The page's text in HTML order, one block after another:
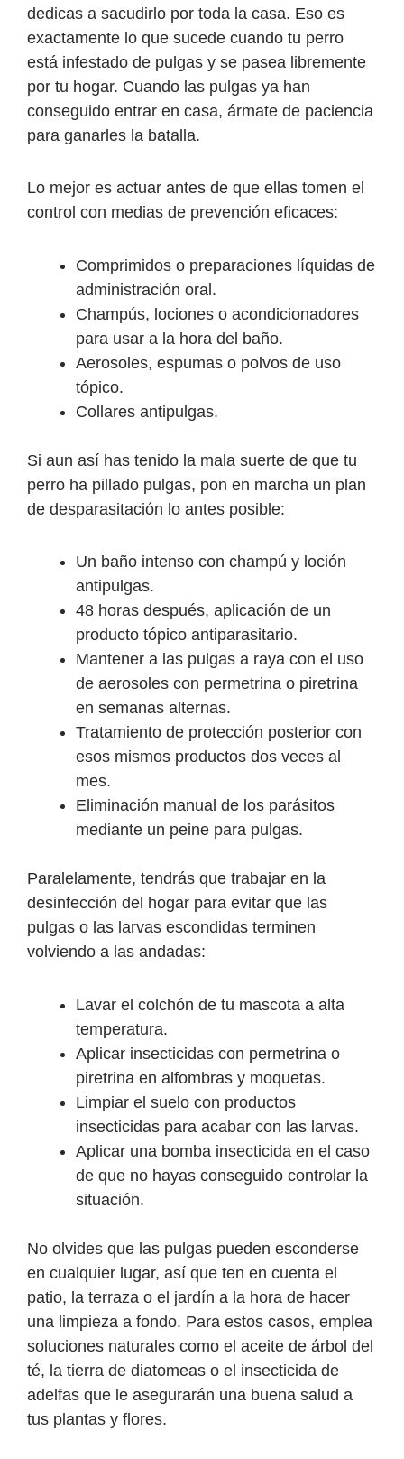
dedicas a sacudirlo por toda la casa. Eso es
exactamente lo que sucede cuando tu perro
está infestado de pulgas y se pasea libremente
por tu hogar. Cuando las pulgas ya han
conseguido entrar en casa, ármate de paciencia
para ganarles la batalla.
Lo mejor es actuar antes de que ellas tomen el
control con medias de prevención eficaces:
Comprimidos o preparaciones líquidas de
administración oral.
Champús, lociones o acondicionadores
para usar a la hora del baño.
Aerosoles, espumas o polvos de uso
tópico.
Collares antipulgas.
Si aun así has tenido la mala suerte de que tu
perro ha pillado pulgas, pon en marcha un plan
de desparasitación lo antes posible:
Un baño intenso con champú y loción
antipulgas.
48 horas después, aplicación de un
producto tópico antiparasitario.
Mantener a las pulgas a raya con el uso
de aerosoles con permetrina o piretrina
en semanas alternas.
Tratamiento de protección posterior con
esos mismos productos dos veces al
mes.
Eliminación manual de los parásitos
mediante un peine para pulgas.
Paralelamente, tendrás que trabajar en la
desinfección del hogar para evitar que las
pulgas o las larvas escondidas terminen
volviendo a las andadas:
Lavar el colchón de tu mascota a alta
temperatura.
Aplicar insecticidas con permetrina o
piretrina en alfombras y moquetas.
Limpiar el suelo con productos
insecticidas para acabar con las larvas.
Aplicar una bomba insecticida en el caso
de que no hayas conseguido controlar la
situación.
No olvides que las pulgas pueden esconderse
en cualquier lugar, así que ten en cuenta el
patio, la terraza o el jardín a la hora de hacer
una limpieza a fondo. Para estos casos, emplea
soluciones naturales como el aceite de árbol del
té, la tierra de diatomeas o el insecticida de
adelfas que le asegurarán una buena salud a
tus plantas y flores.